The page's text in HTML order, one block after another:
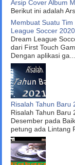
Arsip Cover Album
Berikut ini adalah
Membuat Suatu
League Soccer 2020
Dream League
dari First Touch
Dengan aplikasi ga...
Risalah Tahun Baru
Risalah Tahun Baru
Desember pada
petung ada Lintang